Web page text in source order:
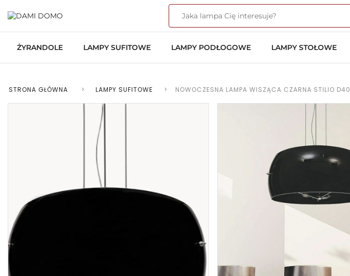
ŻYRANDOLE LAMPY SUFITOWE LAMPY PODŁOGOWE LAMPY STOŁOWE
STRONA GŁÓWNA > LAMPY SUFITOWE > NOWOCZESNA LAMPA WISZĄCA CZARNA STILIO D40